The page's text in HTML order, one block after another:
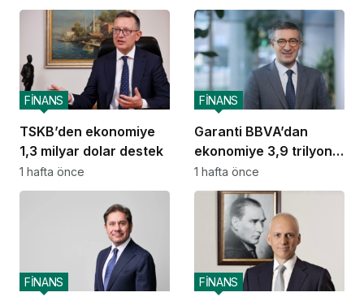
taşıdı
TSKB’den ekonomiye
1,3 milyar dolar destek
FİNANS
1 hafta önce
Garanti BBVA’dan
ekonomiye 3,9 trilyon
TL destek
FİNANS
1 hafta önce
FİNANS FİNANS